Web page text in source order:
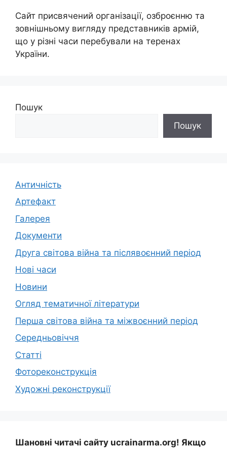
Сайт присвячений організації, озброєнню та
зовнішньому вигляду представників армій,
що у різні часи перебували на теренах
України.
Пошук
Пошук
Античність
Артефакт
Галерея
Документи
Друга світова війна та післявоєнний період
Нові часи
Новини
Огляд тематичної літератури
Перша світова війна та міжвоєнний період
Середньовіччя
Статті
Фотореконструкція
Художні реконструкції
Шановні читачі сайту ucrainarma.org! Якщо